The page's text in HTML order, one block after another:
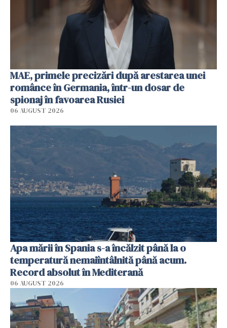
MAE, primele precizări după arestarea unei
românce în Germania, într-un dosar de
spionaj în favoarea Rusiei
06 AUGUST 2026
Apa mării în Spania s-a încălzit până la o
temperatură nemaiîntâlnită până acum.
Record absolut în Mediterană
06 AUGUST 2026